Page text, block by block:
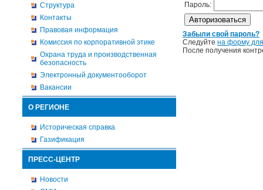
Структура
Контакты
Правовая информация
Комиссия по корпоративной этике
Охрана труда и производственная
безопасность
Электронный документооборот
Вакансии
О РЕГИОНЕ
Историческая справка
Газификация
ПРЕСС-ЦЕНТР
Новости
Пароль:
Забыли свой пароль?
Следуйте на форму
После получения